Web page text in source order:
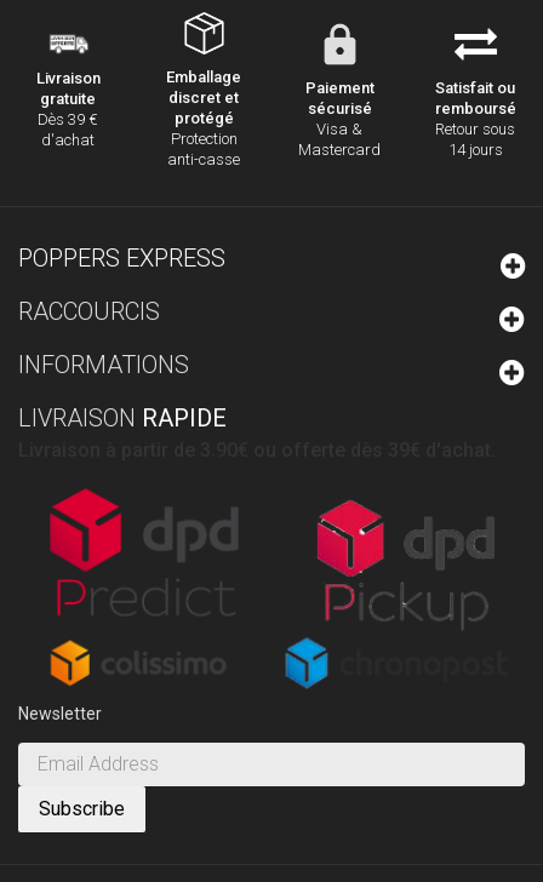
Livraison
gratuite
Dès 39 €
d'achat
Emballage
discret et
protégé
Protection
anti-casse
Paiement
sécurisé
Visa &
Mastercard
Satisfait ou
remboursé
Retour sous
14 jours
POPPERS EXPRESS
RACCOURCIS
INFORMATIONS
LIVRAISON RAPIDE
Newsletter